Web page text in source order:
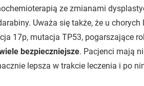
ze zmianami
Uważa się także, że u chorych
17p, mutacja TP53, pogarszające
bezpieczniejsze. Pacjenci mają
lepsza w trakcie leczenia i po